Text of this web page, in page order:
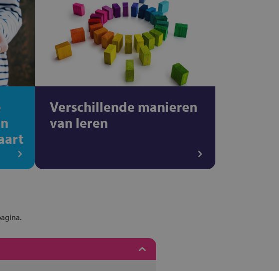
Verschillende manieren
van leren